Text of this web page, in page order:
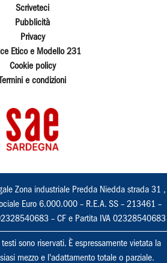
Scriveteci
Pubblicità
Privacy
Etico e Modello 231
Cookie policy
Termini e condizioni
Zona industriale Predda Niedda strada 31 ,
Euro 6.000.000 – R.E.A. SS – 213461 –
– CF e Partita IVA 02328540683
sono riservati. È espressamente vietata la
mezzo e l'adattamento totale o parziale.